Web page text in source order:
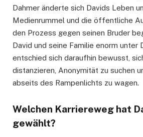
Dahmer änderte sich Davids Leben
Medienrummel und die öffentliche
den Prozess gegen seinen Bruder
David und seine Familie enorm unter
entschied sich daraufhin bewusst,
distanzieren, Anonymität zu suchen
abseits des Rampenlichts zu wagen.
Welchen Karriereweg hat
gewählt?